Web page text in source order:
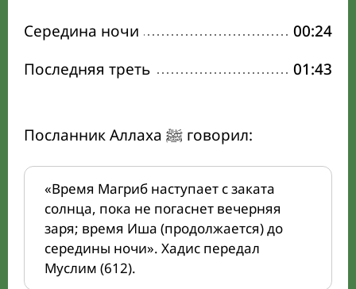
Середина ночи
00:24
Последняя треть
01:43
Посланник Аллаха ﷺ говорил:
«Время Магриб наступает с заката
солнца, пока не погаснет вечерняя
заря; время Иша (продолжается) до
середины ночи». Хадис передал
Муслим (612).